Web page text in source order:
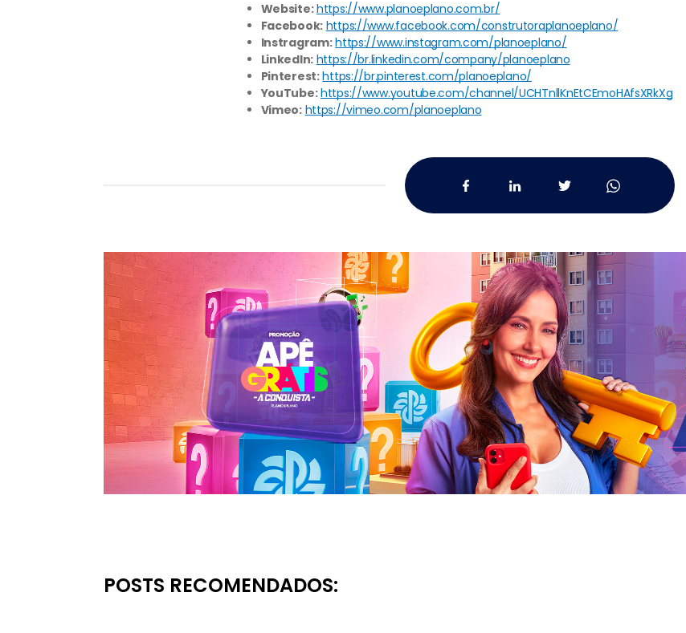
Website:https://www.planoeplano.com.br/
Facebook: https://www.facebook.com/construtoraplanoeplano/
Instragram:https://www.instagram.com/planoeplano/
LinkedIn: https://br.linkedin.com/company/planoeplano
Pinterest:https://br.pinterest.com/planoeplano/
YouTube:https://www.youtube.com/channel/UCHTnllKnEtCEmoHAfsXRkXg
Vimeo: https://vimeo.com/planoeplano
POSTS RECOMENDADOS: